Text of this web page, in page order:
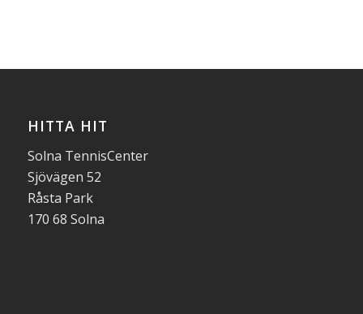
HITTA HIT
Solna TennisCenter
Sjövägen 52
Råsta Park
170 68 Solna